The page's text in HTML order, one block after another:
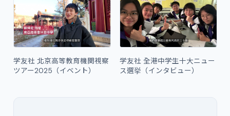
学友社 北京高等教育機関視察
ツアー2025（イベント）
学友社 全港中学生十大ニュー
ス選挙（インタビュー）